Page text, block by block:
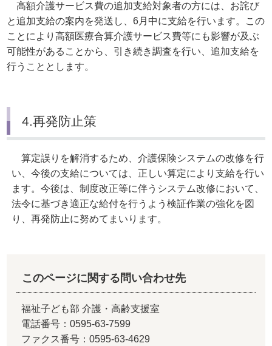
高額介護サービス費の追加支給対象者の方には、お詫び
と追加支給の案内を発送し、6月中に支給を行います。この
ことにより高額医療合算介護サービス費等にも影響が及ぶ
可能性があることから、引き続き調査を行い、追加支給を
行うこととします。
4.再発防止策
算定誤りを解消するため、介護保険システムの改修を行
い、今後の支給については、正しい算定により支給を行い
ます。今後は、制度改正等に伴うシステム改修において、
法令に基づき適正な給付を行うよう検証作業の強化を図
り、再発防止に努めてまいります。
このページに関する問い合わせ先
福祉子ども部 介護・高齢支援室
電話番号：0595-63-7599
ファクス番号：0595-63-4629